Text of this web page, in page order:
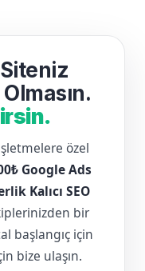
özel
Google Ads
Kalıcı SEO
bir
başlangıç için
bize ulaşın.